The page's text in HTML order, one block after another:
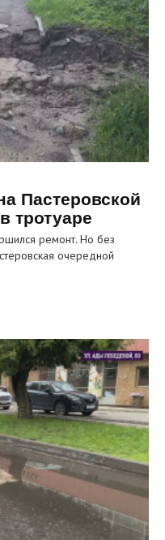
Пастеровской
тротуаре
ремонт. Но без
очередной